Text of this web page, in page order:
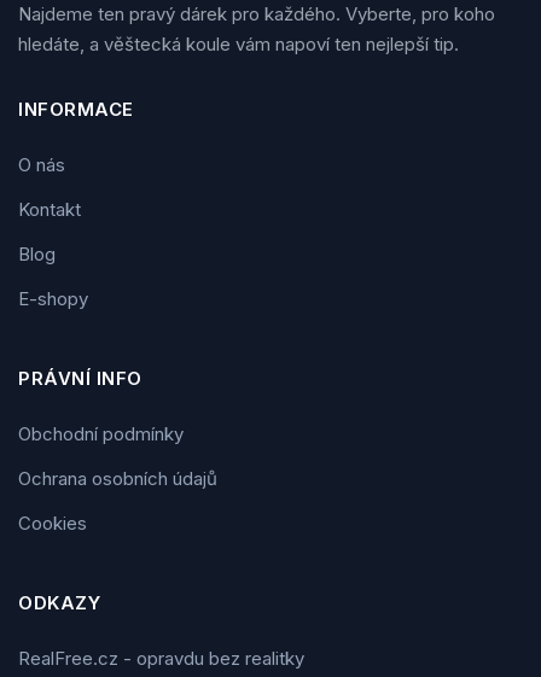
Najdeme ten pravý dárek pro každého. Vyberte, pro koho
hledáte, a věštecká koule vám napoví ten nejlepší tip.
INFORMACE
O nás
Kontakt
Blog
E-shopy
PRÁVNÍ INFO
Obchodní podmínky
Ochrana osobních údajů
Cookies
ODKAZY
RealFree.cz - opravdu bez realitky